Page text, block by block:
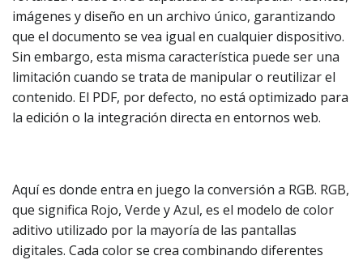
imágenes y diseño en un archivo único, garantizando
que el documento se vea igual en cualquier dispositivo.
Sin embargo, esta misma característica puede ser una
limitación cuando se trata de manipular o reutilizar el
contenido. El PDF, por defecto, no está optimizado para
la edición o la integración directa en entornos web.
Aquí es donde entra en juego la conversión a RGB. RGB,
que significa Rojo, Verde y Azul, es el modelo de color
aditivo utilizado por la mayoría de las pantallas
digitales. Cada color se crea combinando diferentes